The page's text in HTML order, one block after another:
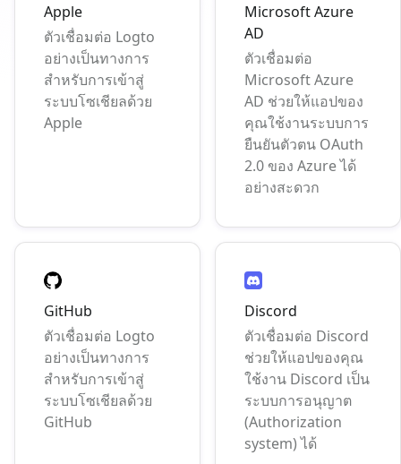
Apple
ตัวเชื่อมต่อ Logto
อย่างเป็นทางการ
สำหรับการเข้าสู่
ระบบโซเชียลด้วย
Apple
Microsoft Azure
AD
ตัวเชื่อมต่อ
Microsoft Azure
AD ช่วยให้แอปของ
คุณใช้งานระบบการ
ยืนยันตัวตน OAuth
2.0 ของ Azure ได้
อย่างสะดวก
GitHub
ตัวเชื่อมต่อ Logto
อย่างเป็นทางการ
สำหรับการเข้าสู่
ระบบโซเชียลด้วย
GitHub
Discord
ตัวเชื่อมต่อ Discord
ช่วยให้แอปของคุณ
ใช้งาน Discord เป็น
ระบบการอนุญาต
(Authorization
system) ได้